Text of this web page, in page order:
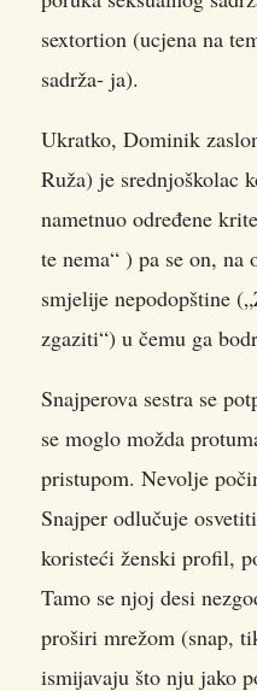
sextortion (ucjena na
sadrža- ja).
Ukratko, Dominik
Ruža) je srednjoškolac
nametnuo određene
te nema“ ) pa se on, na
smjelije nepodopštine
zgaziti“) u čemu ga
Snajperova sestra se
se moglo možda
pristupom. Nevolje
Snajper odlučuje
koristeći ženski profil,
Tamo se njoj desi
proširi mrežom (snap,
ismijavaju što nju jako